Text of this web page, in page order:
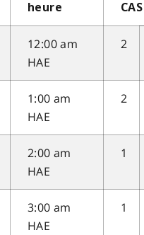
heure CAS
12:00 am
HAE
2
1:00 am
HAE
2
2:00 am
HAE
1
3:00 am
HAE
1